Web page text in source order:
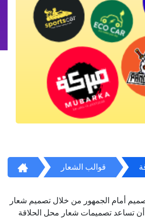
قوالب الشعار
أمام الجمهور من خلال تصميم شعار
تساعد تصميمات شعار محل الحلاقة